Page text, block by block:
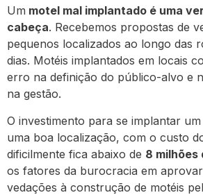
Um motel mal implantado é uma
cabeça. Recebemos propostas de
pequenos localizados ao longo das
dias. Motéis implantados em locais
erro na definição do público-alvo e
na gestão.
O investimento para se implantar
uma boa localização, com o custo
dificilmente fica abaixo de 8 milhões
os fatores da burocracia em
vedações à construção de motéis